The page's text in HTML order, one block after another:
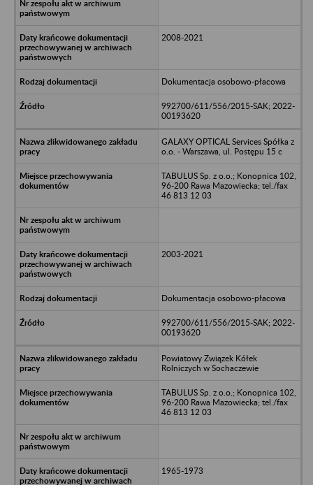
2008-2021
Dokumentacja osobowo-płacowa
992700/611/556/2015-SAK; 2022-
00193620
GALAXY OPTICAL Services Spółka z
o.o. - Warszawa, ul. Postępu 15 c
TABULUS Sp. z o.o.; Konopnica 102,
96-200 Rawa Mazowiecka; tel./fax
46 813 12 03
2003-2021
Dokumentacja osobowo-płacowa
992700/611/556/2015-SAK; 2022-
00193620
Powiatowy Związek Kółek
Rolniczych w Sochaczewie
TABULUS Sp. z o.o.; Konopnica 102,
96-200 Rawa Mazowiecka; tel./fax
46 813 12 03
1965-1973